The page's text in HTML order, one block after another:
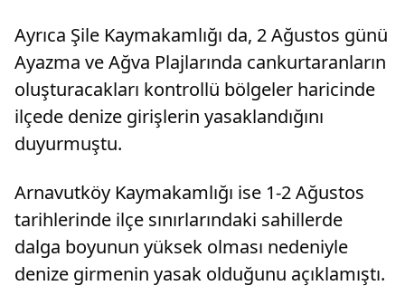
Ayrıca Şile Kaymakamlığı da, 2 Ağustos günü
Ayazma ve Ağva Plajlarında cankurtaranların
oluşturacakları kontrollü bölgeler haricinde
ilçede denize girişlerin yasaklandığını
duyurmuştu.
Arnavutköy Kaymakamlığı ise 1-2 Ağustos
tarihlerinde ilçe sınırlarındaki sahillerde
dalga boyunun yüksek olması nedeniyle
denize girmenin yasak olduğunu açıklamıştı.